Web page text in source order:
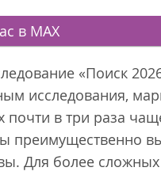
в MAX
«Поиск
исследования,
почти в три раза
преимущественно
Для более